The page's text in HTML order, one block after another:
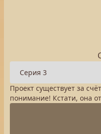
Проект существует за
понимание! Кстати, она